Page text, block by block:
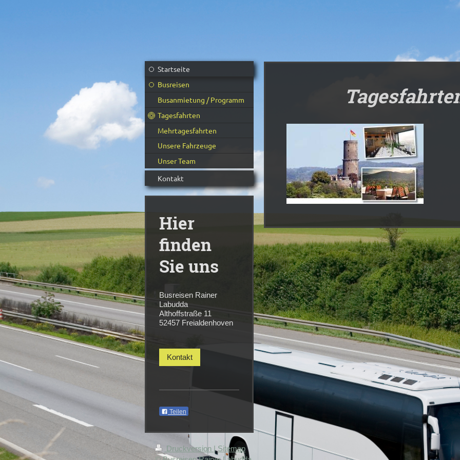
Startseite
Busreisen
Busanmietung / Programm
Tagesfahrten
Mehrtagesfahrten
Unsere Fahrzeuge
Unser Team
Kontakt
Hier
finden
Sie uns
Busreisen Rainer
Labudda
Althoffstraße 11
52457 Freialdenhoven
Kontakt
Teilen
Druckversion | Sitemap